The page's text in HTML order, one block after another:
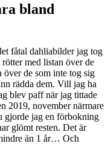
bland
fåtal dahliabilder jag tog
med listan över de
över de som inte tog sig
rädda dem. Vill jag ha
blev paff när jag tittade
2019, november närmare
gjorde jag en förbokning
glömt resten. Det är
än 1 år… Och